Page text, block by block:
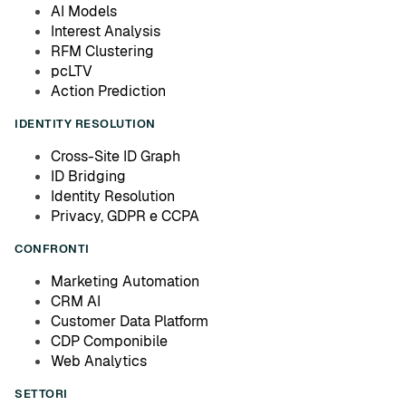
AI Models
Interest Analysis
RFM Clustering
pcLTV
Action Prediction
IDENTITY RESOLUTION
Cross-Site ID Graph
ID Bridging
Identity Resolution
Privacy, GDPR e CCPA
CONFRONTI
Marketing Automation
CRM AI
Customer Data Platform
CDP Componibile
Web Analytics
SETTORI